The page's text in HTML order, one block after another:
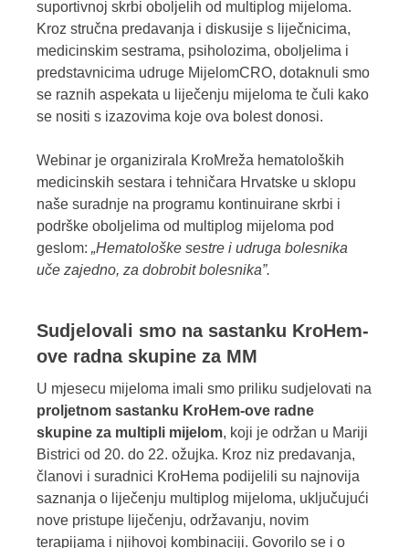
suportivnoj skrbi oboljelih od multiplog mijeloma.
Kroz stručna predavanja i diskusije s liječnicima,
medicinskim sestrama, psiholozima, oboljelima i
predstavnicima udruge MijelomCRO, dotaknuli smo
se raznih aspekata u liječenju mijeloma te čuli kako
se nositi s izazovima koje ova bolest donosi.
Webinar je organizirala KroMreža hematoloških
medicinskih sestara i tehničara Hrvatske u sklopu
naše suradnje na programu kontinuirane skrbi i
podrške oboljelima od multiplog mijeloma pod
geslom: „Hematološke sestre i udruga bolesnika
uče zajedno, za dobrobit bolesnika”.
Sudjelovali smo na sastanku KroHem-
ove radna skupine za MM
U mjesecu mijeloma imali smo priliku sudjelovati na
proljetnom sastanku KroHem-ove radne
skupine za multipli mijelom, koji je održan u Mariji
Bistrici od 20. do 22. ožujka. Kroz niz predavanja,
članovi i suradnici KroHema podijelili su najnovija
saznanja o liječenju multiplog mijeloma, uključujući
nove pristupe liječenju, održavanju, novim
terapijama i njihovoj kombinaciji. Govorilo se i o